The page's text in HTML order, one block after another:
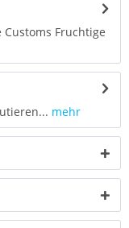
Customs Fruchtige
mehr